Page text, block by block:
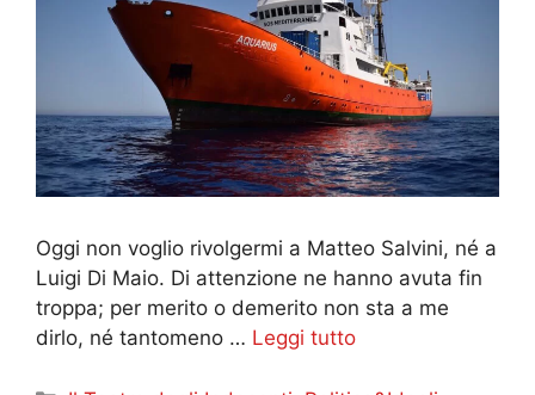
Oggi non voglio rivolgermi a Matteo Salvini, né a
Luigi Di Maio. Di attenzione ne hanno avuta fin
troppa; per merito o demerito non sta a me
dirlo, né tantomeno … Leggi tutto